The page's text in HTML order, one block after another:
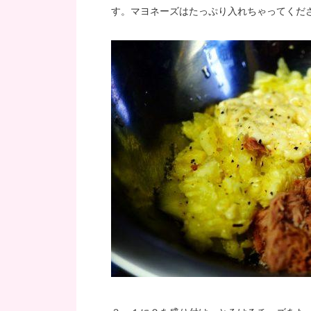
す。マヨネーズはたっぷり入れちゃってくだ